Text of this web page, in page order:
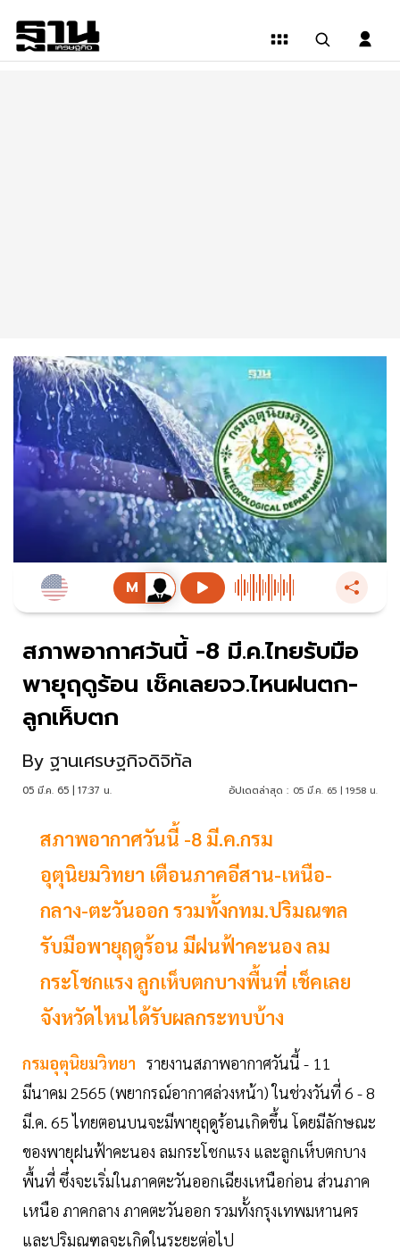
สภาพอากาศวันนี้ -8 มี.ค.ไทยรับมือ
พายุฤดูร้อน เช็คเลยจว.ไหนฝนตก-
ลูกเห็บตก
By ฐานเศรษฐกิจดิจิทัล
05 มี.ค. 65 | 17:37 น. อัปเดตล่าสุด : 05 มี.ค. 65 | 19:58 น.
สภาพอากาศวันนี้ -8 มี.ค.กรม
อุตุนิยมวิทยา เตือนภาคอีสาน-เหนือ-
กลาง-ตะวันออก รวมทั้งกทม.ปริมณฑล
รับมือพายุฤดูร้อน มีฝนฟ้าคะนอง ลม
กระโชกแรง ลูกเห็บตกบางพื้นที่ เช็คเลย
จังหวัดไหนได้รับผลกระทบบ้าง
กรมอุตุนิยมวิทยา รายงานสภาพอากาศวันนี้ - 11
มีนาคม 2565 (พยากรณ์อากาศล่วงหน้า) ในช่วงวันที่ 6 - 8
มี.ค. 65 ไทยตอนบนจะมีพายุฤดูร้อนเกิดขึ้น โดยมีลักษณะ
ของพายุฝนฟ้าคะนอง ลมกระโชกแรง และลูกเห็บตกบาง
พื้นที่ ซึ่งจะเริ่มในภาคตะวันออกเฉียงเหนือก่อน ส่วนภาค
เหนือ ภาคกลาง ภาคตะวันออก รวมทั้งกรุงเทพมหานคร
และปริมณฑลจะเกิดในระยะต่อไป